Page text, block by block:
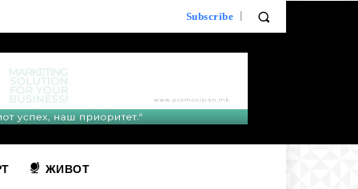
Subscribe
ЖИВОТ